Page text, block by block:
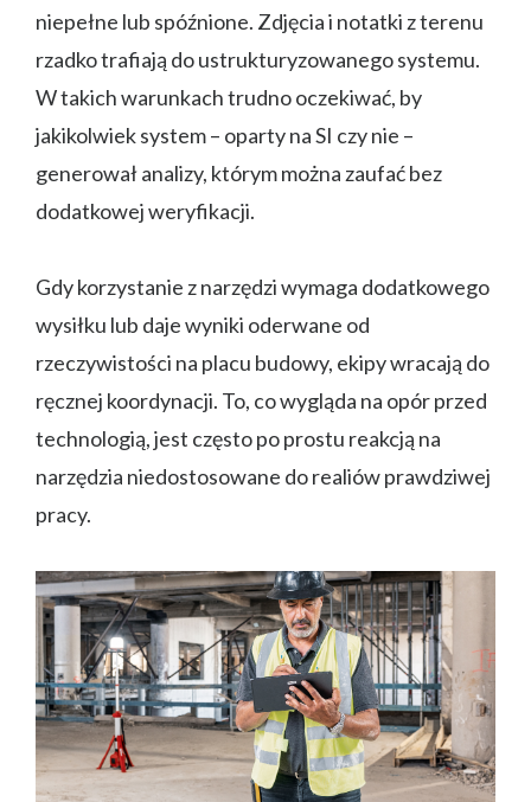
niepełne lub spóźnione. Zdjęcia i notatki z terenu
rzadko trafiają do ustrukturyzowanego systemu.
W takich warunkach trudno oczekiwać, by
jakikolwiek system – oparty na SI czy nie –
generował analizy, którym można zaufać bez
dodatkowej weryfikacji.
Gdy korzystanie z narzędzi wymaga dodatkowego
wysiłku lub daje wyniki oderwane od
rzeczywistości na placu budowy, ekipy wracają do
ręcznej koordynacji. To, co wygląda na opór przed
technologią, jest często po prostu reakcją na
narzędzia niedostosowane do realiów prawdziwej
pracy.